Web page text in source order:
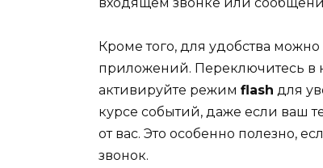
Кроме того, для удобства
приложений. Переключитесь в
активируйте режим flash для
курсе событий, даже если ваш
от вас. Это особенно полезно,
звонок.